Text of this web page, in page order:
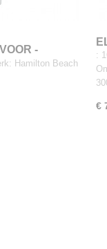
-
60200
Hamilton Beach
:
€